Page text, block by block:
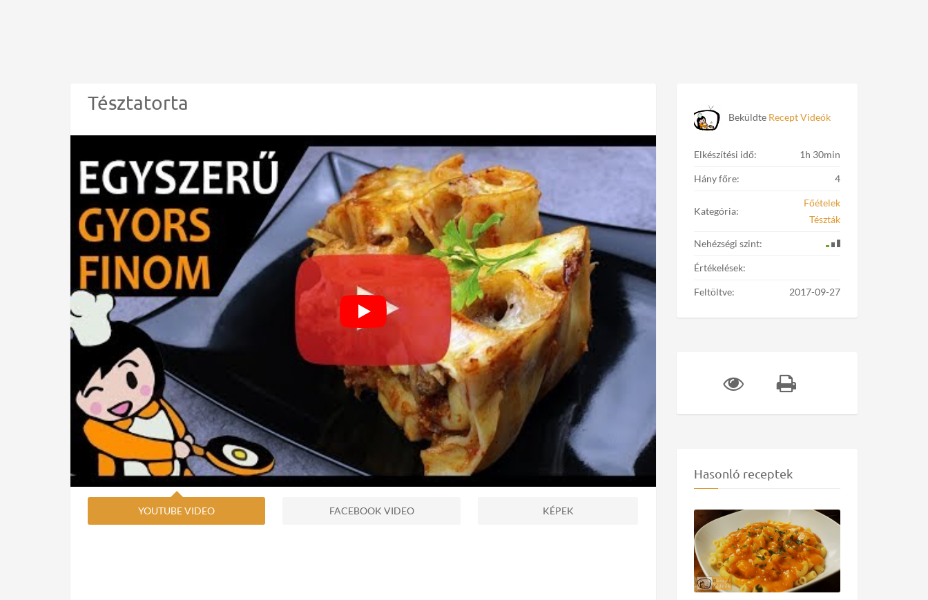
Tésztatorta
YOUTUBE VIDEO FACEBOOK VIDEO KÉPEK
Beküldte Recept Videók
Elkészítési idő: 1h 30min
Hány főre: 4
Kategória:
Főételek
Tészták
Nehézségi szint:
Értékelések:
Feltöltve: 2017-09-27
Hasonló receptek